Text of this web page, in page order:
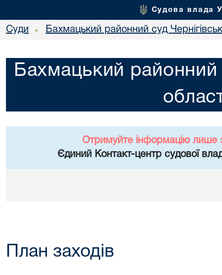
Судова влада
Суди • Бахмацький районний суд
Бахмацький районний
Отримуйте інформацію лише
Єдиний Контакт-центр судової
План заходів